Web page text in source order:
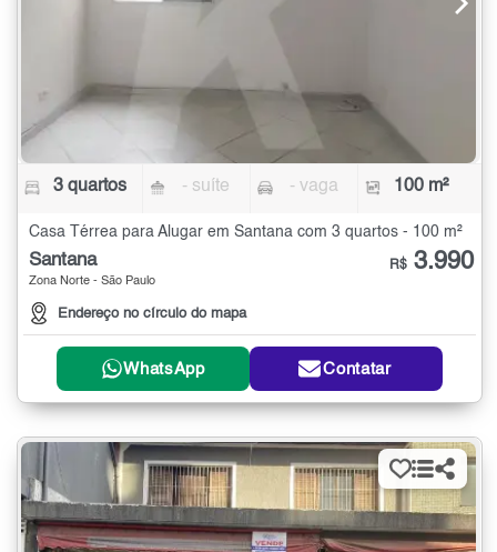
3 quartos - suíte - vaga 100 m²
Casa Térrea para Alugar em Santana com 3 quartos - 100 m²
Santana
Zona Norte - São Paulo
Endereço no círculo do mapa
R$ 3.990
WhatsApp Contatar